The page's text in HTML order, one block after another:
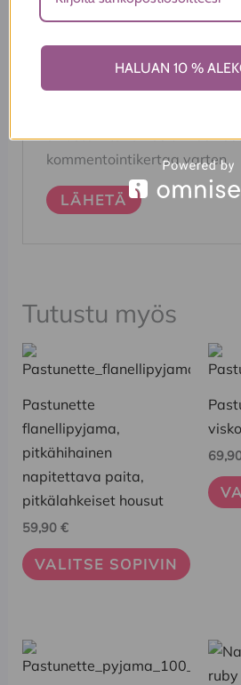
Sähköposti*
sivustoni tähän selaimeen
kommentointikertaa varten.
Tutustu myös
Pastunette
flanellipyjama,
pitkähihainen
napitettava paita,
pitkälahkeiset housut
59,90 €
VALITSE SOPIVIN
Tällä
tuotteella
on
useampi
muunnelma.
Voit
tehdä
valinnat
tuotteen
sivulla.
Tällä
on
Voit
Tällä
tuotteella
Tällä
HALUAN 10 %